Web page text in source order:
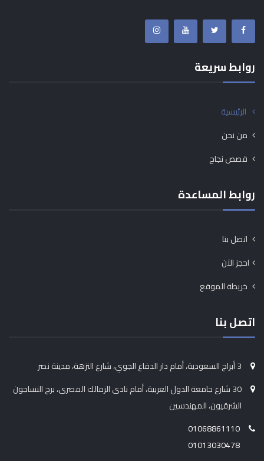
روابط سريعة
الرئيسية
من نحن
قصص نجاح
روابط المساعدة
اتصل بنا
احجز الآن
خريطة الموقع
اتصل بنا
3 أبراج السعودية، أمام دار الدفاع الجوي، شارع النزهة، مدينة نصر
30 شارع جامعة الدول العربية، أمام نادى الزمالك المصرى، برج النساجون
الشرقيون، المهندسين
01068861110
01013030478